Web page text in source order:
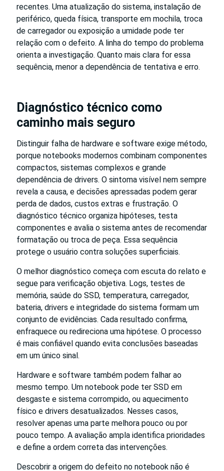
recentes. Uma atualização do sistema, instalação de
periférico, queda física, transporte em mochila, troca
de carregador ou exposição a umidade pode ter
relação com o defeito. A linha do tempo do problema
orienta a investigação. Quanto mais clara for essa
sequência, menor a dependência de tentativa e erro.
Diagnóstico técnico como
caminho mais seguro
Distinguir falha de hardware e software exige método,
porque notebooks modernos combinam componentes
compactos, sistemas complexos e grande
dependência de drivers. O sintoma visível nem sempre
revela a causa, e decisões apressadas podem gerar
perda de dados, custos extras e frustração. O
diagnóstico técnico organiza hipóteses, testa
componentes e avalia o sistema antes de recomendar
formatação ou troca de peça. Essa sequência
protege o usuário contra soluções superficiais.
O melhor diagnóstico começa com escuta do relato e
segue para verificação objetiva. Logs, testes de
memória, saúde do SSD, temperatura, carregador,
bateria, drivers e integridade do sistema formam um
conjunto de evidências. Cada resultado confirma,
enfraquece ou redireciona uma hipótese. O processo
é mais confiável quando evita conclusões baseadas
em um único sinal.
Hardware e software também podem falhar ao
mesmo tempo. Um notebook pode ter SSD em
desgaste e sistema corrompido, ou aquecimento
físico e drivers desatualizados. Nesses casos,
resolver apenas uma parte melhora pouco ou por
pouco tempo. A avaliação ampla identifica prioridades
e define a ordem correta das intervenções.
Descobrir a origem do defeito no notebook não é